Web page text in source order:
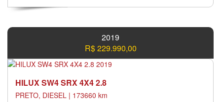
2019
R$ 229.990,00
HILUX SW4 SRX 4X4 2.8
PRETO, DIESEL | 173660 km